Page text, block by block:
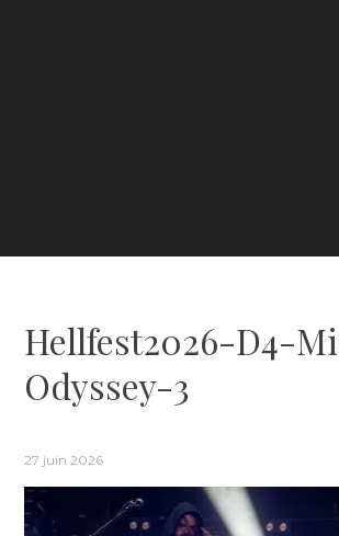
Hellfest2026-D4-
Odyssey-3
27 juin 2026